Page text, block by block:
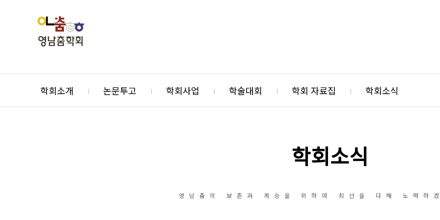
학회소개 논문투고 학회사업 학술대회 학회 자료집 학회소식
학회소식
영남춤의 보존과 계승을 위하여 최선을 다해 노력하